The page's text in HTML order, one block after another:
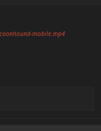
mobile.mp4